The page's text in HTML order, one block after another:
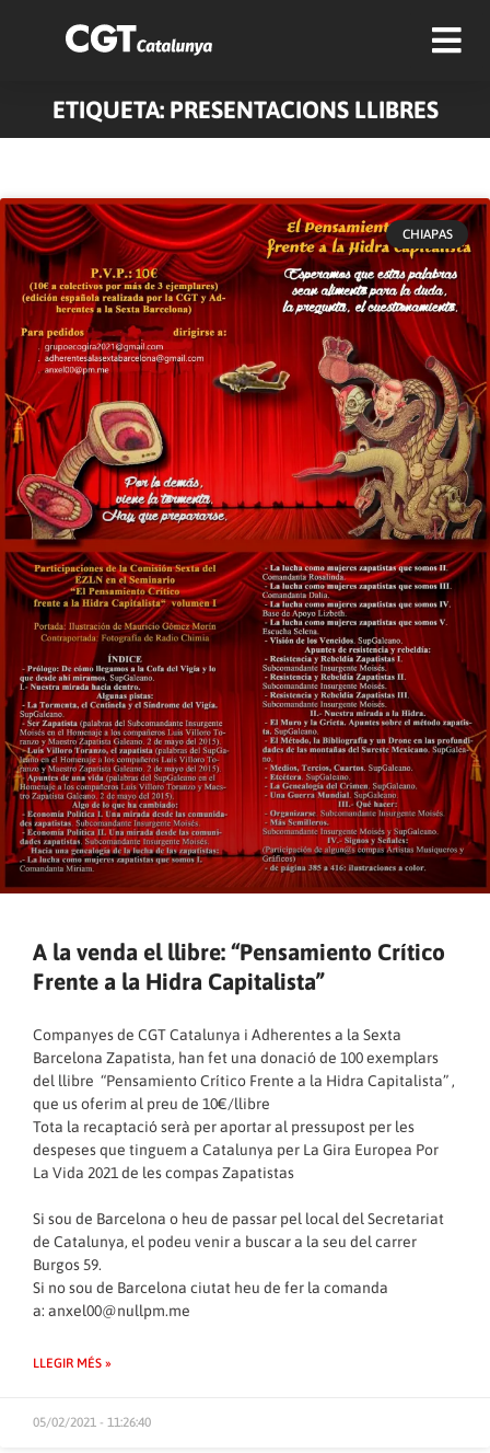
ETIQUETA: PRESENTACIONS LLIBRES
CHIAPAS
A la venda el llibre: “Pensamiento Crítico
Frente a la Hidra Capitalista”
Companyes de CGT Catalunya i Adherentes a la Sexta
Barcelona Zapatista, han fet una donació de 100 exemplars
del llibre “Pensamiento Crítico Frente a la Hidra Capitalista” ,
que us oferim al preu de 10€/llibre
Tota la recaptació serà per aportar al pressupost per les
despeses que tinguem a Catalunya per La Gira Europea Por
La Vida 2021 de les compas Zapatistas
Si sou de Barcelona o heu de passar pel local del Secretariat
de Catalunya, el podeu venir a buscar a la seu del carrer
Burgos 59.
Si no sou de Barcelona ciutat heu de fer la comanda
a: anxel00@nullpm.me
LLEGIR MÉS »
05/02/2021 - 11:26:40